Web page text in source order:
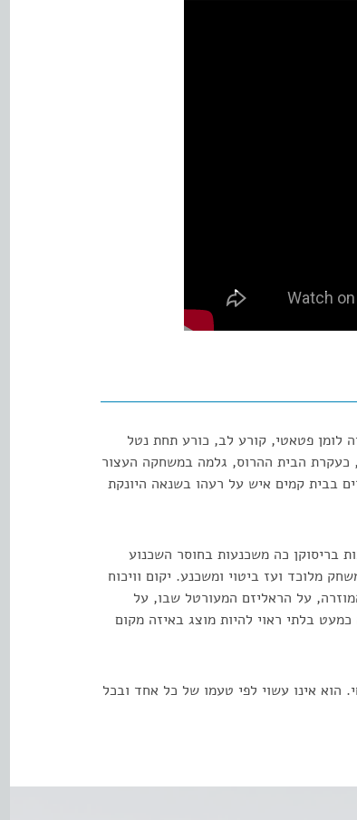
לומן פטאטי, קורע לב, כורע תחת נטל
כעקרת הבית ההרוס, גלמה במשחקה העצור
בבית קמים איש על רעהו בשנאה היונקת
בריסוקן כה משכנעות בחוסר השכנוע
מלוכד ועז ביטוי ומשכנע. יקום וויכוח
על הראליזם המעורטל שבו, על
בלתי ראוי להיות מוצג באיזה מקום
הוא אינו עשוי לפי טעמו של כל אחד ובכל